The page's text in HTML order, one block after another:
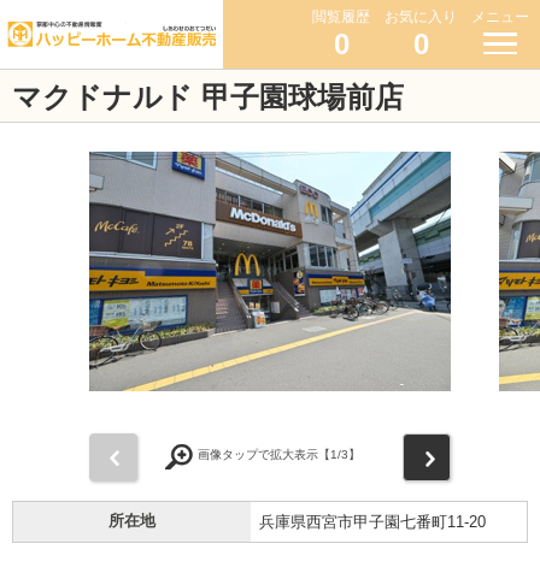
閲覧履歴
0
お気に入り
0
メニュー
マクドナルド 甲子園球場前店
画像タップで拡大表示【1/3】
所在地 兵庫県西宮市甲子園七番町11-20